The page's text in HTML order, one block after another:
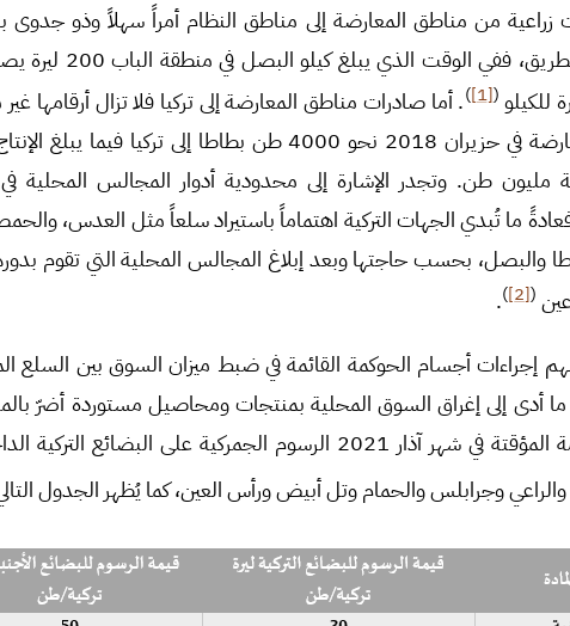
زراعية من مناطق المعارضة إلى مناطق النظام أمراً سهلاً وذو جدوى
النقل والإتاوات على
(
[1]
). أما صادرات مناطق المعارضة إلى تركيا فلا تزال أرقامها
إذ صدّرت مناطق المعارضة في حزيران 2018 نحو 4000 طن بطاطا إلى
مليون طن. وتجدر الإشارة إلى محدودية أدوار المجالس المحلية
فعادةً ما تُبدي الجهات التركية اهتماماً باستيراد سلعاً مثل العدس،
والبصل، بحسب حاجتها وبعد إبلاغ المجالس المحلية التي تقوم
(
[2]
)
.
إجراءات أجسام الحوكمة القائمة في ضبط ميزان السوق بين السلع
ما أدى إلى إغراق السوق المحلية بمنتجات ومحاصيل مستوردة أضرّ
بعدما خفضت الحكومة المؤقتة في شهر آذار 2021 الرسوم الجمركية على
وجرابلس والحمام وتل أبيض ورأس العين، كما يُظهر الجدول